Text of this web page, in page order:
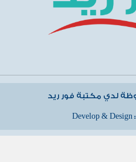
Develop & Design :